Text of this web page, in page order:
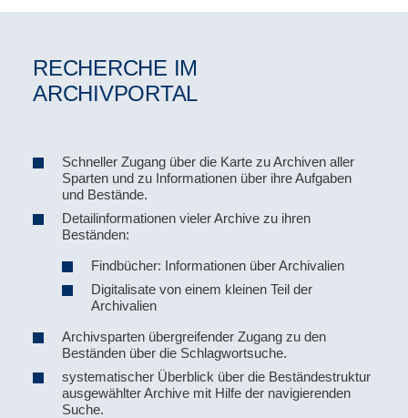
RECHERCHE IM
ARCHIVPORTAL
Schneller Zugang über die Karte zu Archiven aller
Sparten und zu Informationen über ihre Aufgaben
und Bestände.
Detailinformationen vieler Archive zu ihren
Beständen:
Findbücher: Informationen über Archivalien
Digitalisate von einem kleinen Teil der
Archivalien
Archivsparten übergreifender Zugang zu den
Beständen über die Schlagwortsuche.
systematischer Überblick über die Beständestruktur
ausgewählter Archive mit Hilfe der navigierenden
Suche.